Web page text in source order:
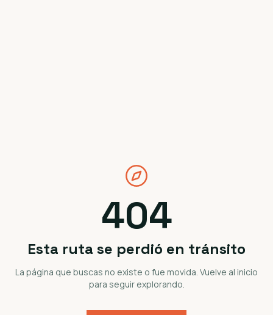
404
Esta ruta se perdió en tránsito
La página que buscas no existe o fue movida. Vuelve al inicio
para seguir explorando.